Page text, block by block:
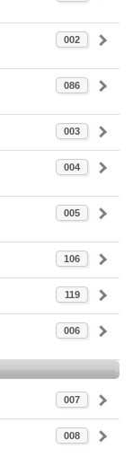
002
086
003
004
005
106
119
006
007
008